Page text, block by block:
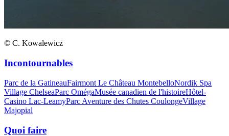
© C. Kowalewicz
Incontournables
Parc de la GatineauFairmont Le Château MontebelloNordik Spa
Village ChelseaParc OmégaMusée canadien de l'histoireHôtel-
Casino Lac-LeamyParc Aventure des Chutes CoulongeVillage
Majopial
Quoi faire